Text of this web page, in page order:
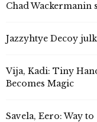
Chad Wackermanin
Jazzyhtye Decoy
Vija, Kadi: Tiny
Becomes Magic
Savela, Eero: Way to